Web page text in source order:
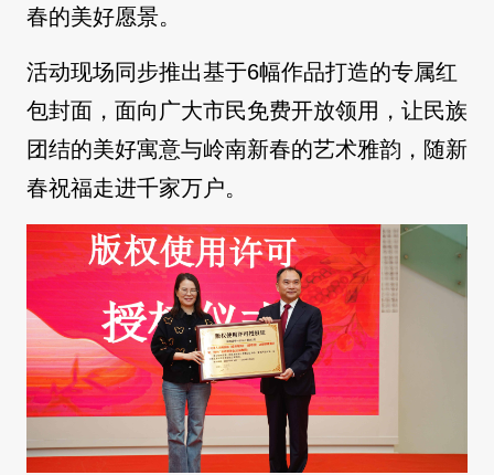
春的美好愿景。
活动现场同步推出基于6幅作品打造的专属红
包封面，面向广大市民免费开放领用，让民族
团结的美好寓意与岭南新春的艺术雅韵，随新
春祝福走进千家万户。